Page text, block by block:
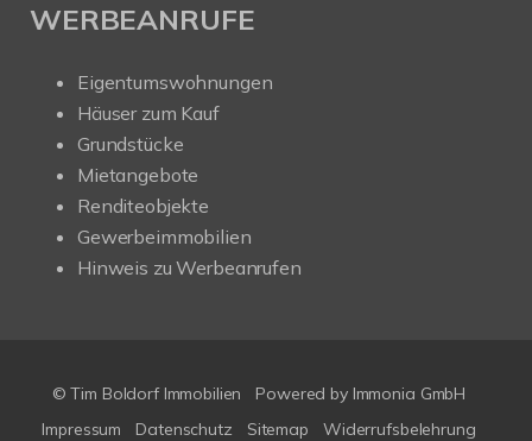
WERBEANRUFE
Eigentumswohnungen
Häuser zum Kauf
Grundstücke
Mietangebote
Renditeobjekte
Gewerbeimmobilien
Hinweis zu Werbeanrufen
© Tim Boldorf Immobilien Powered by Immonia GmbH
Impressum
Datenschutz Sitemap Widerrufsbelehrung